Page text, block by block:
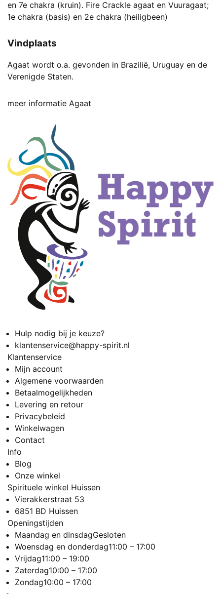
en 7e chakra (kruin). Fire Crackle agaat en Vuuragaat;
1e chakra (basis) en 2e chakra (heiligbeen)
Vindplaats
Agaat wordt o.a. gevonden in Brazilië, Uruguay en de
Verenigde Staten.
meer informatie Agaat
Hulp nodig bij je keuze?
klantenservice@happy-spirit.nl
Klantenservice
Mijn account
Algemene voorwaarden
Betaalmogelijkheden
Levering en retour
Privacybeleid
Winkelwagen
Contact
Info
Blog
Onze winkel
Spirituele winkel Huissen
Vierakkerstraat 53
6851 BD Huissen
Openingstijden
Maandag en dinsdagGesloten
Woensdag en donderdag11:00 – 17:00
Vrijdag11:00 – 19:00
Zaterdag10:00 – 17:00
Zondag10:00 – 17:00